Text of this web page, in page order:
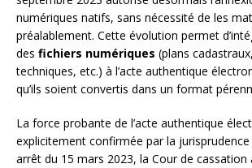
numériques natifs, sans nécessité de les
préalablement. Cette évolution permet
des fichiers numériques (plans
techniques, etc.) à l’acte authentique
qu’ils soient convertis dans un format
La force probante de l’acte authentique
explicitement confirmée par la
arrêt du 15 mars 2023, la Cour de cassation